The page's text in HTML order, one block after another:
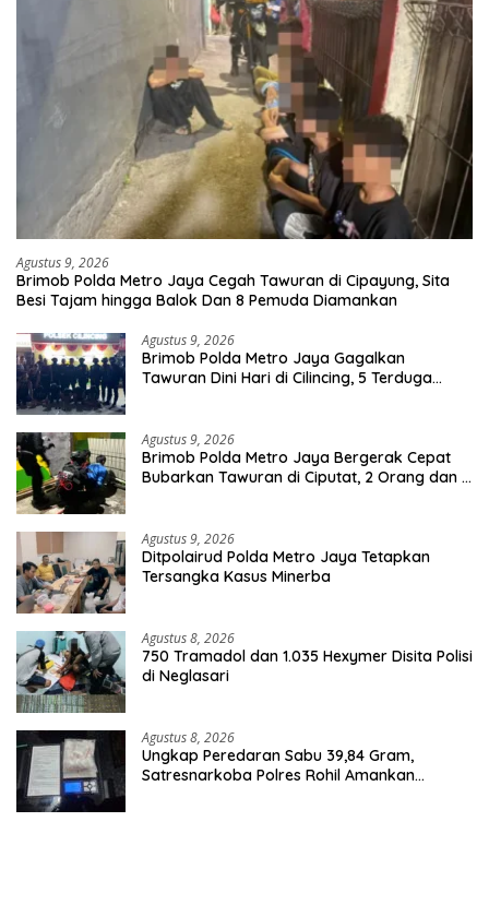
Agustus 9, 2026
Brimob Polda Metro Jaya Cegah Tawuran di Cipayung, Sita
Besi Tajam hingga Balok Dan 8 Pemuda Diamankan
Agustus 9, 2026
Brimob Polda Metro Jaya Gagalkan
Tawuran Dini Hari di Cilincing, 5 Terduga
Agustus 9, 2026
Brimob Polda Metro Jaya Bergerak Cepat
Bubarkan Tawuran di Ciputat, 2 Orang dan 3
Agustus 9, 2026
Ditpolairud Polda Metro Jaya Tetapkan
Tersangka Kasus Minerba
Agustus 8, 2026
750 Tramadol dan 1.035 Hexymer Disita Polisi
di Neglasari
Agustus 8, 2026
Ungkap Peredaran Sabu 39,84 Gram,
Satresnarkoba Polres Rohil Amankan